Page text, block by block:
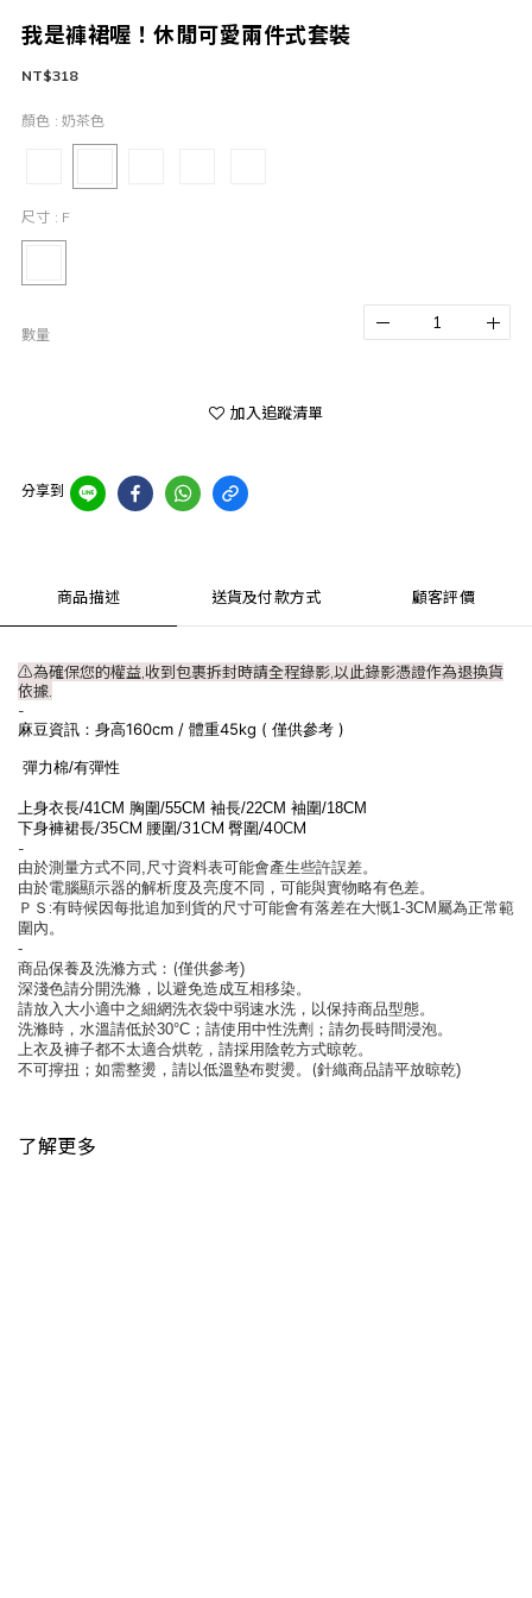
我是褲裙喔！休閒可愛兩件式套裝
NT$318
顏色 : 奶茶色
尺寸 : F
數量
加入追蹤清單
分享到
商品描述 送貨及付款方式 顧客評價
⚠為確保您的權益,收到包裹拆封時請全程錄影,以此錄影憑證作為退換貨
依據.
-
麻豆資訊：身高160cm / 體重45kg ( 僅供參考 )
彈力棉/有彈性
上身衣長/41CM 胸圍/55CM 袖長/22CM 袖圍/18CM
下身褲裙長/35CM 腰圍/31CM 臀圍/40CM
-
由於測量方式不同 ,尺寸資料表可能會產生些許誤差。
由於電腦顯示器的解析度及亮度不同 ， 可能與實物略有色差。
ＰＳ :有時候因每批追加到貨的尺寸可能會有落差在大慨1-3CM 屬為正常範
圍內。
-
商品保養及洗滌方式 ： (僅供參考)
深淺色請分開洗滌 ， 以避免造成互相移染。
請放入大小適中之細網洗衣袋中弱速水洗 ， 以保持商品型態。
洗滌時 ， 水溫請低於30°C ； 請使用中性洗劑 ； 請勿長時間浸泡。
上衣及褲子都不太適合烘乾 ， 請採用陰乾方式晾乾。
不可擰扭 ； 如需整燙 ， 請以低溫墊布熨燙。 (針織商品請平放晾乾)
了解更多